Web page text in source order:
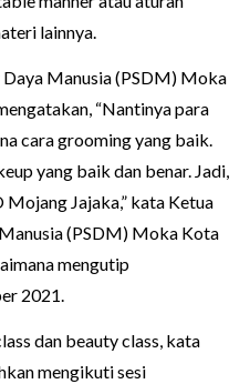
lainnya.
Manusia (PSDM) Moka
“Nantinya para
cara grooming yang baik.
yang baik dan benar. Jadi,
Mojang Jajaka,” kata Ketua
(PSDM) Moka Kota
mengutip
2021.
dan beauty class, kata
mengikuti sesi